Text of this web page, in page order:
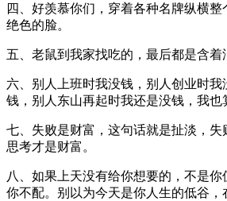
四、好羡慕你们，穿着各种名牌纵横
绝色的脸。
五、老鼠到我家找吃的，最后都是含着
六、别人上班时我没钱，别人创业时
钱，别人东山再起时我还是没钱，我也
七、失败是财富，这句话就是扯淡，失
思考才是财富。
八、如果上天没有给你想要的，不是
你不配。别以为今天是你人生的低谷